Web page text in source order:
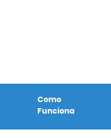
Como
Funciona